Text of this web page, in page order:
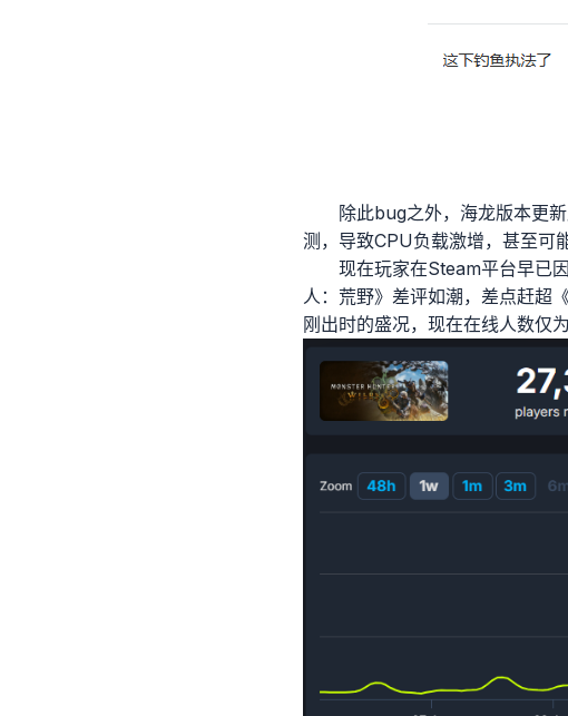
除此bug之外，海龙版本更
测，导致CPU负载激增，甚至可
现在玩家在Steam平台早已
人：荒野》差评如潮，差点赶超
刚出时的盛况，现在在线人数仅